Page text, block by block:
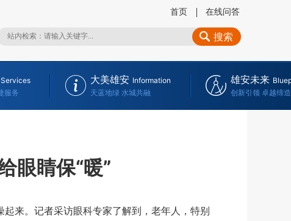
首页 在线问答
搜索
Services
服务
大美雄安 Information
天蓝地绿 水城共融
雄安未来
创新引领 卓越缔造
眼睛保“暖”
来。记者采访眼科专家了解到，老年人，特别